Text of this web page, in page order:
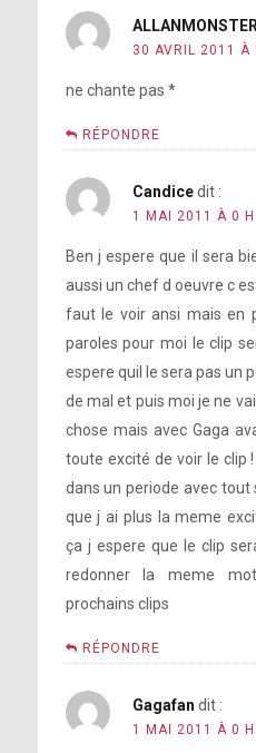
ALLANMONSTER
30 AVRIL 2011 À
ne chante pas *
RÉPONDRE
Candice dit :
1 MAI 2011 À 0
Ben j espere que il sera
aussi un chef d oeuvre c
faut le voir ansi mais en
paroles pour moi le clip
espere quil le sera pas un
de mal et puis moi je ne
chose mais avec Gaga
toute excité de voir le clip
dans un periode avec tout
que j ai plus la meme
ça j espere que le clip
redonner la meme
prochains clips
RÉPONDRE
Gagafan dit :
1 MAI 2011 À 0